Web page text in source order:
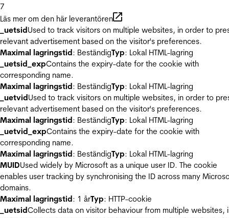
7
Läs mer om den här leverantören
_uetsidUsed to track visitors on multiple websites, in order to
relevant advertisement based on the visitor's preferences.
Maximal lagringstid: BeständigTyp: Lokal HTML-lagring
_uetsid_expContains the expiry-date for the cookie with
corresponding name.
Maximal lagringstid: BeständigTyp: Lokal HTML-lagring
_uetvidUsed to track visitors on multiple websites, in order to
relevant advertisement based on the visitor's preferences.
Maximal lagringstid: BeständigTyp: Lokal HTML-lagring
_uetvid_expContains the expiry-date for the cookie with
corresponding name.
Maximal lagringstid: BeständigTyp: Lokal HTML-lagring
MUIDUsed widely by Microsoft as a unique user ID. The cookie
enables user tracking by synchronising the ID across many
domains.
Maximal lagringstid: 1 årTyp: HTTP-cookie
_uetsidCollects data on visitor behaviour from multiple websites,